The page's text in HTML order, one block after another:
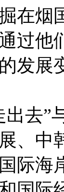
在烟
过他
发展
去”
、中
际海